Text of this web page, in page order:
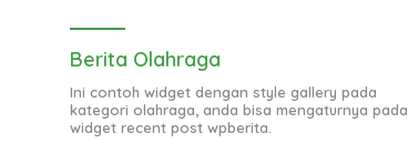
Berita Olahraga
Ini contoh widget dengan style gallery pada
kategori olahraga, anda bisa mengaturnya pada
widget recent post wpberita.